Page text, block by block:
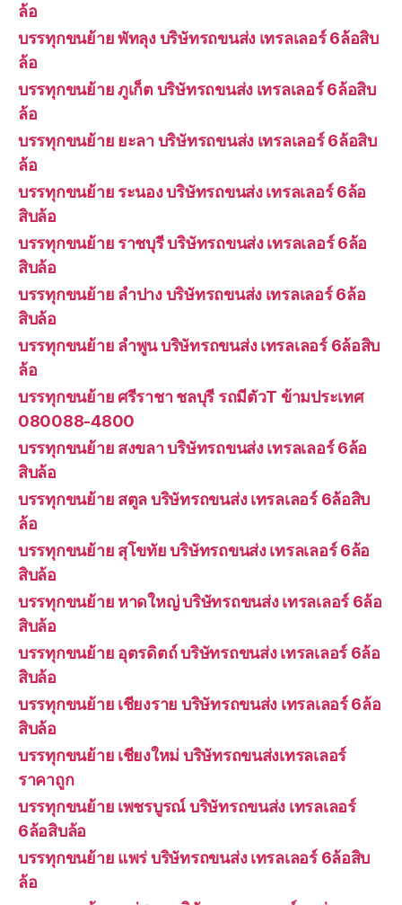
ล้อ
บรรทุกขนย้าย พัทลุง บริษัทรถขนส่ง เทรลเลอร์ 6ล้อสิบ
ล้อ
บรรทุกขนย้าย ภูเก็ต บริษัทรถขนส่ง เทรลเลอร์ 6ล้อสิบ
ล้อ
บรรทุกขนย้าย ยะลา บริษัทรถขนส่ง เทรลเลอร์ 6ล้อสิบ
ล้อ
บรรทุกขนย้าย ระนอง บริษัทรถขนส่ง เทรลเลอร์ 6ล้อ
สิบล้อ
บรรทุกขนย้าย ราชบุรี บริษัทรถขนส่ง เทรลเลอร์ 6ล้อ
สิบล้อ
บรรทุกขนย้าย ลำปาง บริษัทรถขนส่ง เทรลเลอร์ 6ล้อ
สิบล้อ
บรรทุกขนย้าย ลำพูน บริษัทรถขนส่ง เทรลเลอร์ 6ล้อสิบ
ล้อ
บรรทุกขนย้าย ศรีราชา ชลบุรี รถมีตัวT ข้ามประเทศ
080088-4800
บรรทุกขนย้าย สงขลา บริษัทรถขนส่ง เทรลเลอร์ 6ล้อ
สิบล้อ
บรรทุกขนย้าย สตูล บริษัทรถขนส่ง เทรลเลอร์ 6ล้อสิบ
ล้อ
บรรทุกขนย้าย สุโขทัย บริษัทรถขนส่ง เทรลเลอร์ 6ล้อ
สิบล้อ
บรรทุกขนย้าย หาดใหญ่ บริษัทรถขนส่ง เทรลเลอร์ 6ล้อ
สิบล้อ
บรรทุกขนย้าย อุตรดิตถ์ บริษัทรถขนส่ง เทรลเลอร์ 6ล้อ
สิบล้อ
บรรทุกขนย้าย เชียงราย บริษัทรถขนส่ง เทรลเลอร์ 6ล้อ
สิบล้อ
บรรทุกขนย้าย เชียงใหม่ บริษัทรถขนส่งเทรลเลอร์
ราคาถูก
บรรทุกขนย้าย เพชรบูรณ์ บริษัทรถขนส่ง เทรลเลอร์
6ล้อสิบล้อ
บรรทุกขนย้าย แพร่ บริษัทรถขนส่ง เทรลเลอร์ 6ล้อสิบ
ล้อ